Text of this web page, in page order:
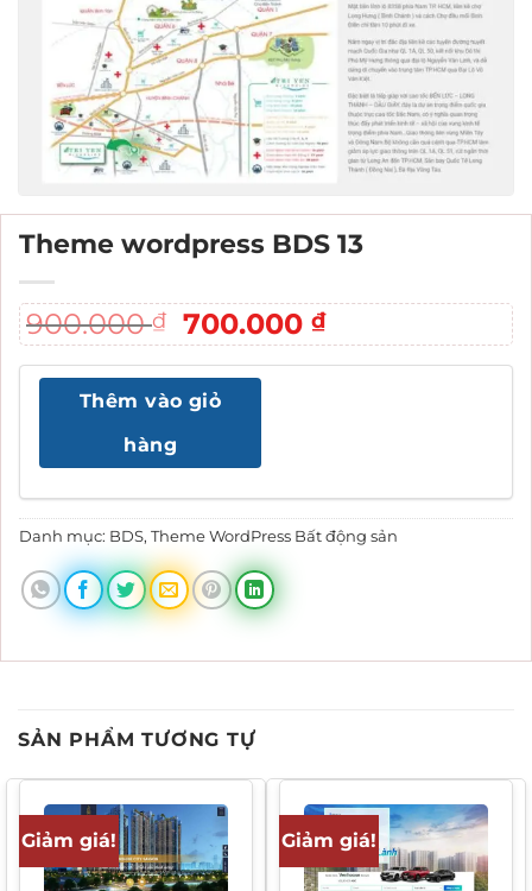
Theme wordpress BDS 13
900.000₫
Giá
gốc
là:
900.000 ₫.
700.000₫Giá
hiện
Thêm vào giỏ
hàng
Danh mục: BDS, Theme WordPress Bất động sản
SẢN PHẨM TƯƠNG TỰ
Giảm giá! Giảm giá!